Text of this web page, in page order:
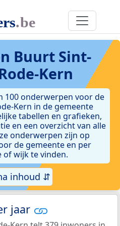
Buurt Sint-
Kern
100 onderwerpen voor de
Kern in de gemeente
tabellen en grafieken,
en een overzicht van alle
onderwerpen zijn op
de gemeente en per
of wijk te vinden.
inhoud ⇵
jaar